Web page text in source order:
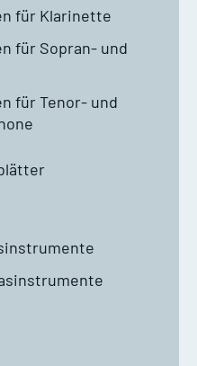
für Klarinette
für Sopran- und
für Tenor- und